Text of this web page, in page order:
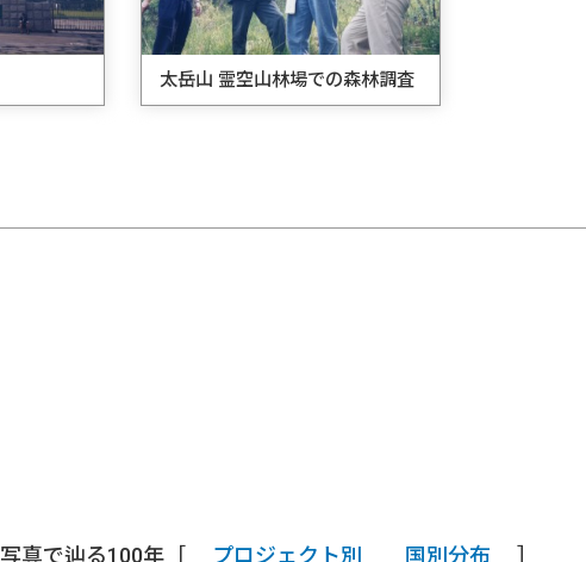
太岳山 霊空山林場での森林調査
写真で辿る100年［ プロジェクト別 国別分布